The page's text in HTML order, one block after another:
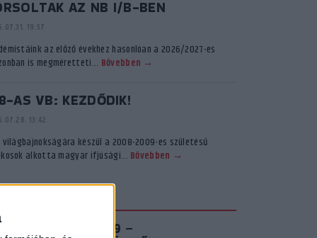
AZ NB I/B-BEN
19:57
az előző évekhez hasonlóan a 2026/2027-es
is megméretteti... Bővebben →
AS VB: KEZDŐDIK!
13:42
világbajnokságára készül a 2008-2009-es születésű
alkotta magyar ifjúsági... Bővebben →
TV
S03E09 –